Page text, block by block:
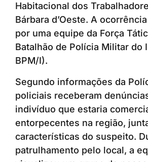
Habitacional dos
Bárbara d’Oeste. A
por uma equipe da Força
Batalhão de Polícia Militar do
BPM/I).
Segundo informações da
policiais receberam
indivíduo que estaria
entorpecentes na região,
características do suspeito.
patrulhamento pelo local, a